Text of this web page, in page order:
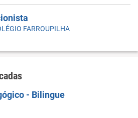
FARROUPILHA
- Bilingue